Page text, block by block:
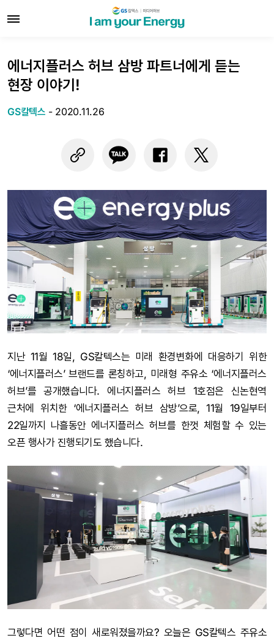
에너지플러스 허브 삼방 파트너에게 듣는
현장 이야기!
GS칼텍스 - 2020.11.26
지난 11월 18일, GS칼텍스는 미래 환경변화에 대응하기 위한
‘에너지플러스’ 브랜드를 론칭하고, 미래형 주유소 ‘에너지플러스
허브’를 공개했습니다. 에너지플러스 허브 1호점은 신논현역
근처에 위치한 ‘에너지플러스 허브 삼방’으로, 11월 19일부터
22일까지 나흘동안 에너지플러스 허브를 한껏 체험할 수 있는
오픈 행사가 진행되기도 했습니다.
그렇다면 어떤 점이 새로워졌을까요? 오늘은 GS칼텍스 주유소